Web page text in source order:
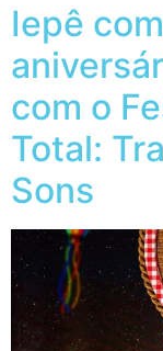
Iepê
com o
Total:
Sons